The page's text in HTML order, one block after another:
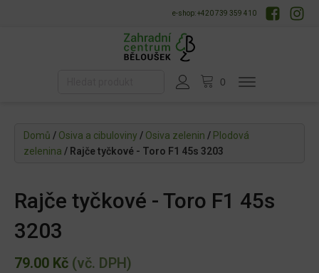
e-shop: +420 739 359 410
Domů / Osiva a cibuloviny / Osiva zelenin / Plodová
zelenina / Rajče tyčkové - Toro F1 45s 3203
Rajče tyčkové - Toro F1 45s
3203
79.00 Kč (vč. DPH)